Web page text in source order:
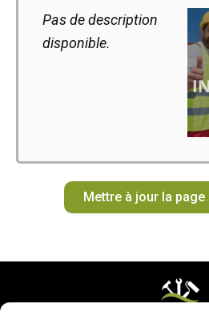
Pas de description
disponible.
Mettre à jour la